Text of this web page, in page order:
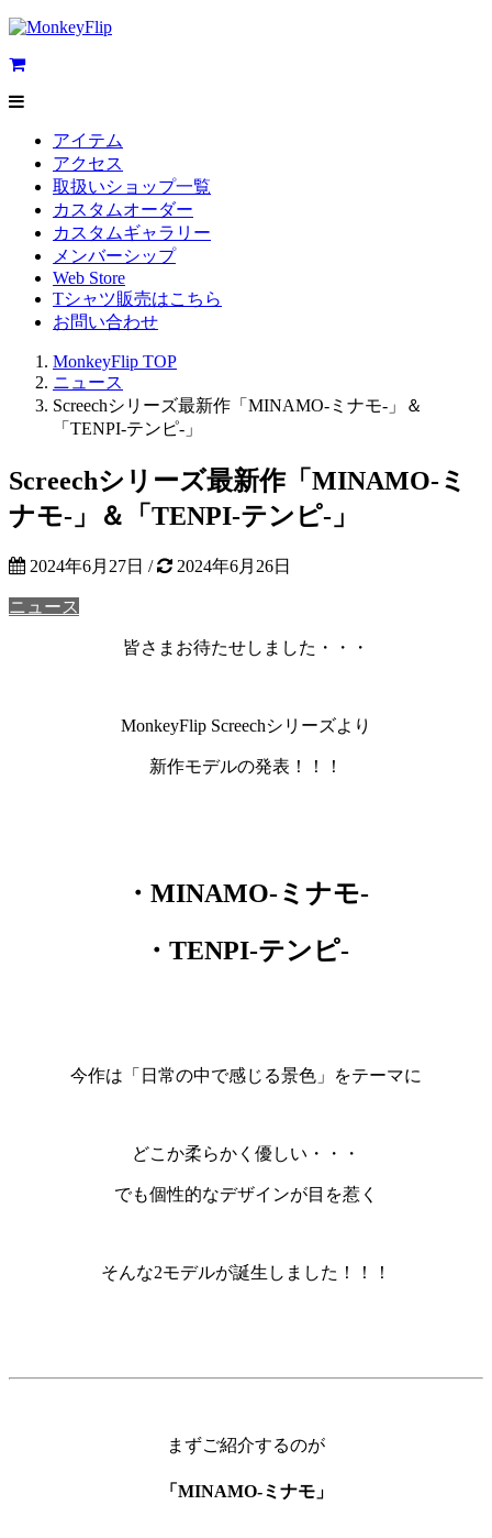
アイテム
アクセス
取扱いショップ一覧
カスタムオーダー
カスタムギャラリー
メンバーシップ
Web Store
Tシャツ販売はこちら
お問い合わせ
MonkeyFlip TOP
ニュース
Screechシリーズ最新作「MINAMO-ミナモ-」＆
「TENPI-テンピ-」
Screechシリーズ最新作「MINAMO-ミ
ナモ-」＆「TENPI-テンピ-」
2024年6月27日 / 2024年6月26日
ニュース
皆さまお待たせしました・・・
MonkeyFlip Screechシリーズより
新作モデルの発表！！！
・MINAMO-ミナモ-
・TENPI-テンピ-
今作は「日常の中で感じる景色」をテーマに
どこか柔らかく優しい・・・
でも個性的なデザインが目を惹く
そんな2モデルが誕生しました！！！
まずご紹介するのが
「MINAMO-ミナモ」